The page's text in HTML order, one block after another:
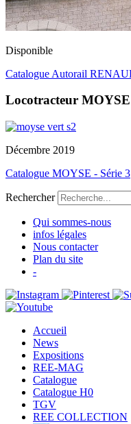
Disponible
Catalogue Autorail
Locotracteur MOYSE
Décembre 2019
Catalogue MOYSE - Série 3
Rechercher
Qui sommes-nous
infos légales
Nous contacter
Plan du site
-
Accueil
News
Expositions
REE-MAG
Catalogue
Catalogue H0
TGV
REE COLLECTION